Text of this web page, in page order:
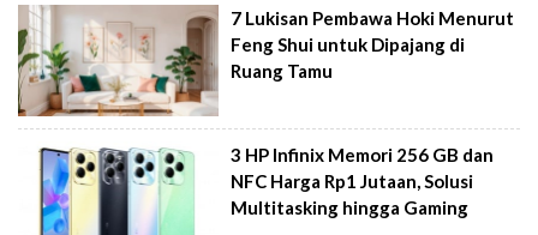
7 Lukisan Pembawa Hoki Menurut
Feng Shui untuk Dipajang di
Ruang Tamu
3 HP Infinix Memori 256 GB dan
NFC Harga Rp1 Jutaan, Solusi
Multitasking hingga Gaming